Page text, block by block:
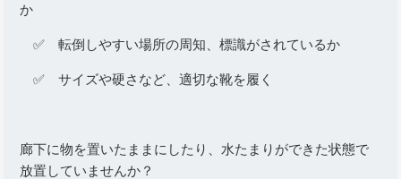
か
✅ 転倒しやすい場所の周知、標識がされているか
✅ サイズや硬さなど、適切な靴を履く
廊下に物を置いたままにしたり、水たまりができた状態で
放置していませんか？